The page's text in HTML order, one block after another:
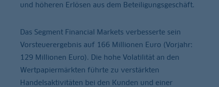
und höheren Erlösen aus dem Beteiligungsgeschäft.
Das Segment Financial Markets verbesserte sein
Vorsteuerergebnis auf 166 Millionen Euro (Vorjahr:
129 Millionen Euro). Die hohe Volatilität an den
Wertpapiermärkten führte zu verstärkten
Handelsaktivitäten bei den Kunden und einer